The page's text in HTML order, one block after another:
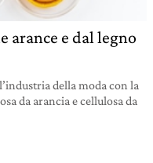
arance e dal legno
della moda con la
da arancia e cellulosa da